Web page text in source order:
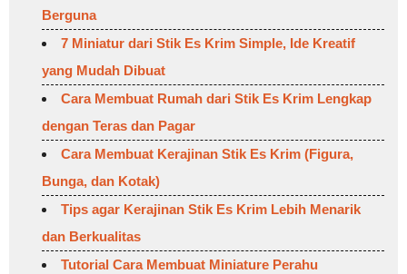
Berguna
7 Miniatur dari Stik Es Krim Simple, Ide Kreatif
yang Mudah Dibuat
Cara Membuat Rumah dari Stik Es Krim Lengkap
dengan Teras dan Pagar
Cara Membuat Kerajinan Stik Es Krim (Figura,
Bunga, dan Kotak)
Tips agar Kerajinan Stik Es Krim Lebih Menarik
dan Berkualitas
Tutorial Cara Membuat Miniature Perahu